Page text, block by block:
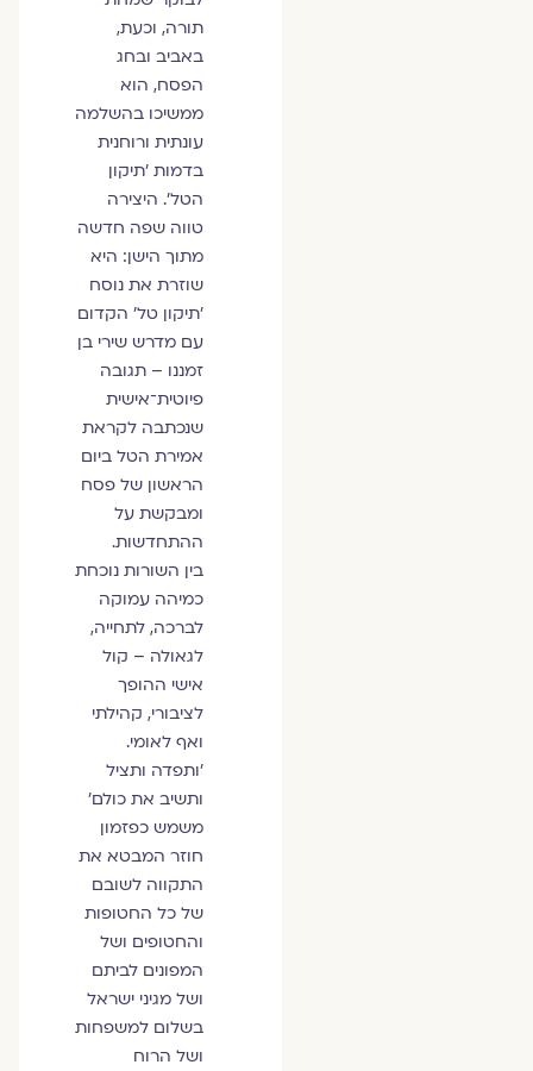
תורה, וכעת,
באביב ובחג
הפסח, הוא
ממשיכו בהשלמה
עונתית ורוחנית
בדמות 'תיקון
הטל'. היצירה
טווה שפה חדשה
מתוך הישן: היא
שוזרת את נוסח
'תיקון טל' הקדום
עם מדרש שירי בן
זמננו – תגובה
פיוטית־אישית
שנכתבה לקראת
אמירת הטל ביום
הראשון של פסח
ומבקשת על
ההתחדשות.
בין השורות נוכחת
כמיהה עמוקה
לברכה, לתחייה,
לגאולה – קול
אישי ההופך
לציבורי, קהילתי
ואף לאומי.
'ותפדה ותציל
ותשיב את כולם'
משמש כפזמון
חוזר המבטא את
התקווה לשובם
של כל החטופות
והחטופים ושל
המפונים לביתם
ושל מגיני ישראל
בשלום למשפחות
ושל הרוח